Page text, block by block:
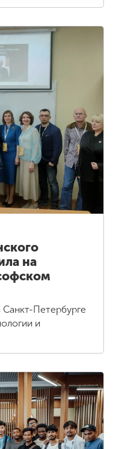
на
Санкт-Петербурге
и